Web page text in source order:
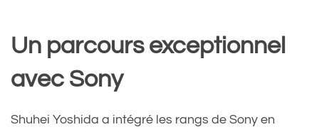
Un parcours exceptionnel
avec Sony
Shuhei Yoshida a intégré les rangs de Sony en